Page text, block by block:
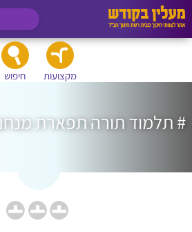
מקצועות חיפוש
# תלמוד תורה תפארת